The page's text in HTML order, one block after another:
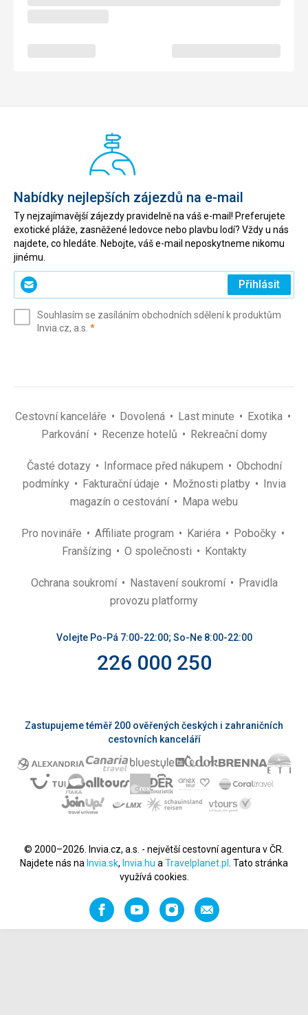
Nabídky nejlepších zájezdů na e-mail
Ty nejzajímavější zájezdy pravidelně na váš e-mail! Preferujete
exotické pláže, zasněžené ledovce nebo plavbu lodí? Vždy u nás
najdete, co hledáte. Nebojte, váš e-mail neposkytneme nikomu
jinému.
Zadejte
svůj
(povinné)
Přihlásit
Souhlasím se zasíláním obchodních sdělení k produktům
Invia.cz, a.s. *(povinné)
Cestovní kanceláře Dovolená Last minute
Exotika
Parkování
Recenze hotelů Rekreační domy
Časté dotazy Informace před nákupem
Obchodní
podmínky
Fakturační údaje Možnosti platby
Invia
magazín o cestování
Mapa webu
Pro novináře Affiliate program Kariéra
Pobočky
Franšízing
O společnosti Kontakty
Ochrana soukromí Nastavení soukromí
Pravidla
provozu platformy
Volejte Po-Pá 7:00-22:00; So-Ne 8:00-22:00
226 000 250
Zastupujeme téměř 200 ověřených českých i zahraničních
cestovních kanceláří
© 2000–2026. Invia.cz, a.s. - největší cestovní agentura v ČR.
Najdete nás na Invia.sk, Invia.hu a Travelplanet.pl
. Tato stránka
využívá cookies.
FacebookYouTubeInstagramNapište
nám